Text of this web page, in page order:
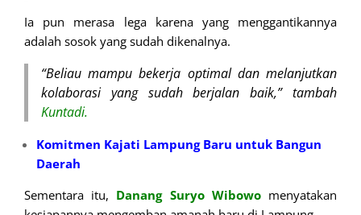
Ia pun merasa lega karena yang menggantikannya
adalah sosok yang sudah dikenalnya.
“Beliau mampu bekerja optimal dan melanjutkan
kolaborasi yang sudah berjalan baik,” tambah
Kuntadi.
Komitmen Kajati Lampung Baru untuk Bangun
Daerah
Sementara itu, Danang Suryo Wibowomenyatakan